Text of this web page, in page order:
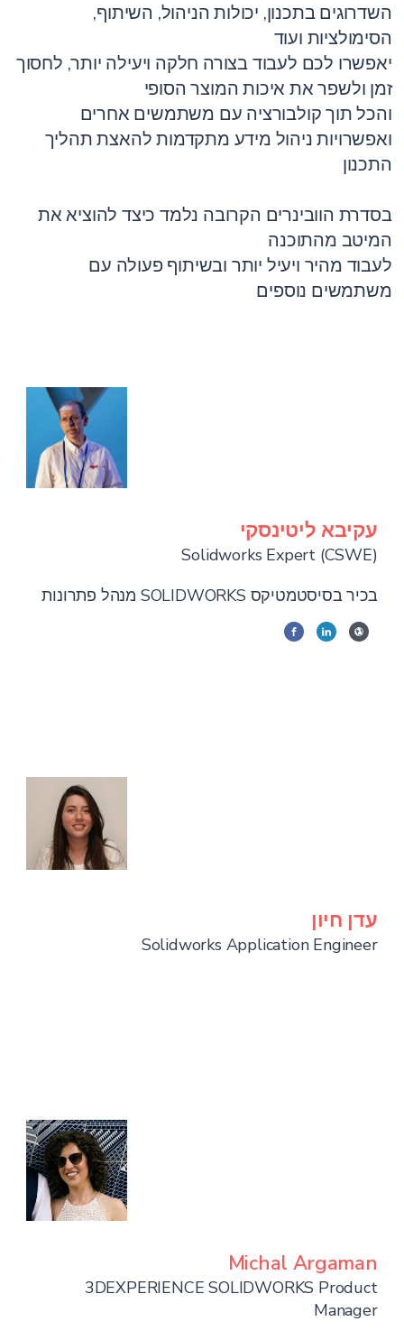
השדרוגים בתכנון, יכולות הניהול, השיתוף,
הסימולציות ועוד
יאפשרו לכם לעבוד בצורה חלקה ויעילה יותר, לחסוך
זמן ולשפר את איכות המוצר הסופי
והכל תוך קולבורציה עם משתמשים אחרים
ואפשרויות ניהול מידע מתקדמות להאצת תהליך
התכנון
בסדרת הוובינרים הקרובה נלמד כיצד להוציא את
המיטב מהתוכנה
לעבוד מהיר ויעיל יותר ובשיתוף פעולה עם
משתמשים נוספים
עקיבא ליטינסקי
Solidworks Expert (CSWE)
מנהל פתרונות SOLIDWORKS בכיר בסיסטמטיקס
עדן חיון
Solidworks Application Engineer
Michal Argaman
3DEXPERIENCE SOLIDWORKS Product
Manager